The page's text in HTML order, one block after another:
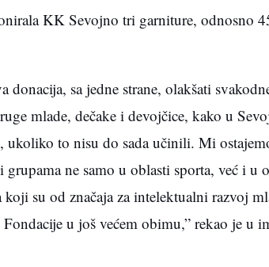
KK Sevojno tri garniture, odnosno
donacija, sa jedne strane, olakšati
mlade, dečake i devojčice, kako u
ukoliko to nisu do sada učinili. Mi
ne samo u oblasti sporta, već i u
su od značaja za intelektualni razvoj
u još većem obimu,” rekao je u